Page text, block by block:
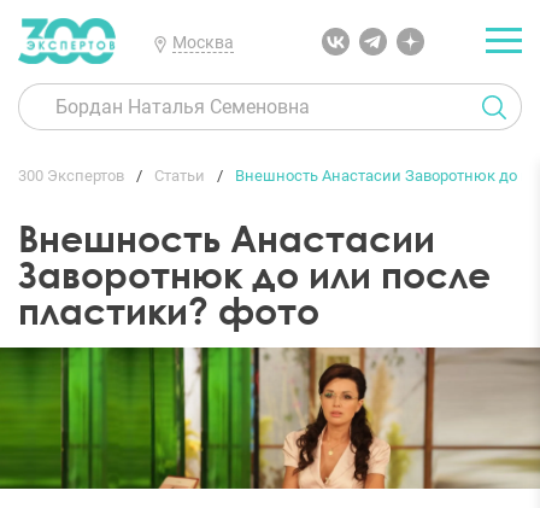
Москва
300 Экспертов Статьи Внешность Анастасии Заворотнюк до
Внешность Анастасии
Заворотнюк до или после
пластики? фото